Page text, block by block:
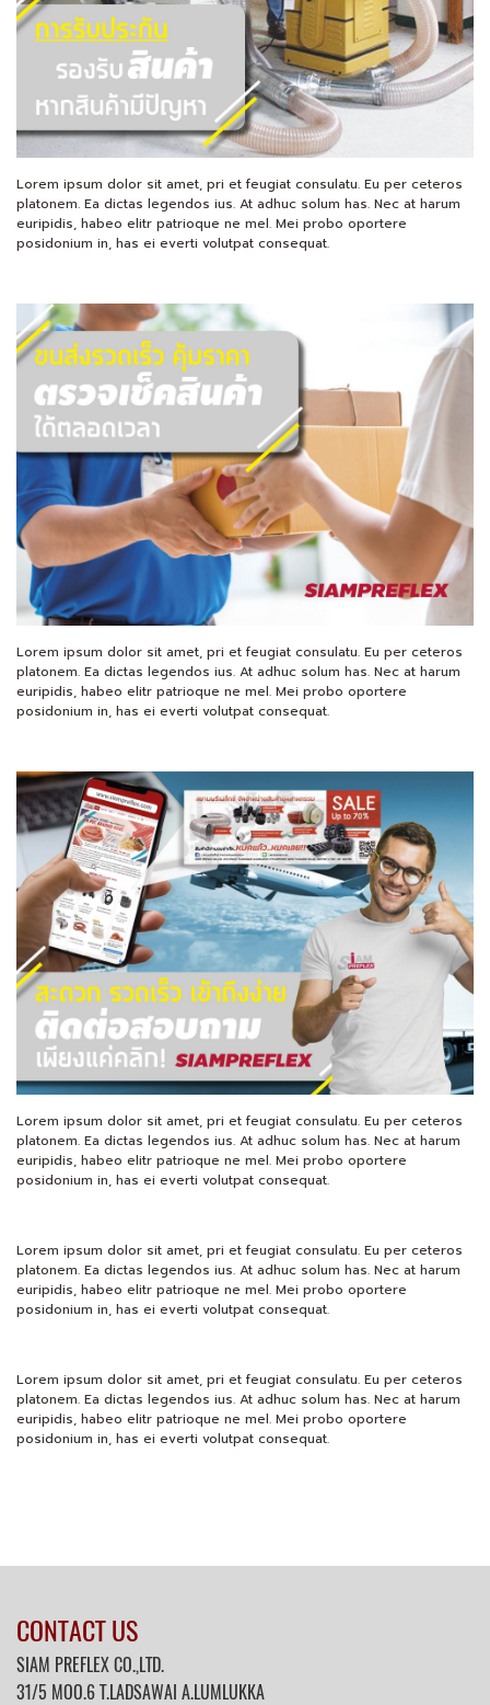
Lorem ipsum dolor sit amet, pri et feugiat consulatu. Eu per ceteros
platonem. Ea dictas legendos ius. At adhuc solum has. Nec at harum
euripidis, habeo elitr patrioque ne mel. Mei probo oportere
posidonium in, has ei everti volutpat consequat.
Lorem ipsum dolor sit amet, pri et feugiat consulatu. Eu per ceteros
platonem. Ea dictas legendos ius. At adhuc solum has. Nec at harum
euripidis, habeo elitr patrioque ne mel. Mei probo oportere
posidonium in, has ei everti volutpat consequat.
Lorem ipsum dolor sit amet, pri et feugiat consulatu. Eu per ceteros
platonem. Ea dictas legendos ius. At adhuc solum has. Nec at harum
euripidis, habeo elitr patrioque ne mel. Mei probo oportere
posidonium in, has ei everti volutpat consequat.
Lorem ipsum dolor sit amet, pri et feugiat consulatu. Eu per ceteros
platonem. Ea dictas legendos ius. At adhuc solum has. Nec at harum
euripidis, habeo elitr patrioque ne mel. Mei probo oportere
posidonium in, has ei everti volutpat consequat.
Lorem ipsum dolor sit amet, pri et feugiat consulatu. Eu per ceteros
platonem. Ea dictas legendos ius. At adhuc solum has. Nec at harum
euripidis, habeo elitr patrioque ne mel. Mei probo oportere
posidonium in, has ei everti volutpat consequat.
CONTACT US
SIAM PREFLEX CO.,LTD.
31/5 MOO.6 T.LADSAWAI A.LUMLUKKA